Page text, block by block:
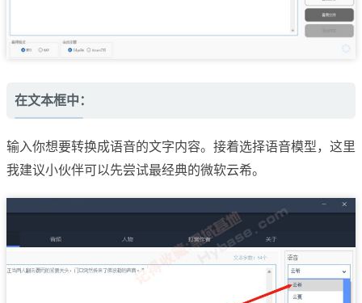
在文本框中：
输入你想要转换成语音的文字内容。接着选择语音模型，这里
我建议小伙伴可以先尝试最经典的微软云希。